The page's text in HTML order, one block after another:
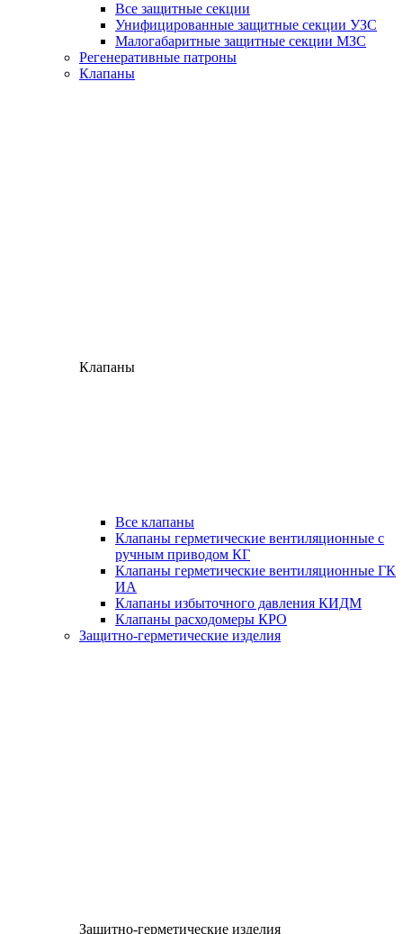
Все защитные секции
Унифицированные защитные секции УЗС
Малогабаритные защитные секции МЗС
Регенеративные патроны
Клапаны
Клапаны
Все клапаны
Клапаны герметические вентиляционные с
ручным приводом КГ
Клапаны герметические вентиляционные ГК
ИА
Клапаны избыточного давления КИДМ
Клапаны расходомеры КРО
Защитно-герметические изделия
Защитно-герметические изделия